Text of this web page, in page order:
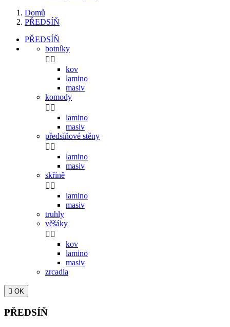
Domů
PŘEDSÍŇ
PŘEDSÍŇ
botníky
 
kov
lamino
masiv
komody
 
lamino
masiv
předsíňové stěny
 
lamino
masiv
skříně
 
lamino
masiv
truhly
věšáky
 
kov
lamino
masiv
zrcadla
 OK
PŘEDSÍŇ